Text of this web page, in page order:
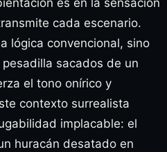
es en la sensación
cada escenario.
lógica convencional, sino
sacados de un
el tono onírico y
contexto surrealista
implacable: el
huracán desatado en